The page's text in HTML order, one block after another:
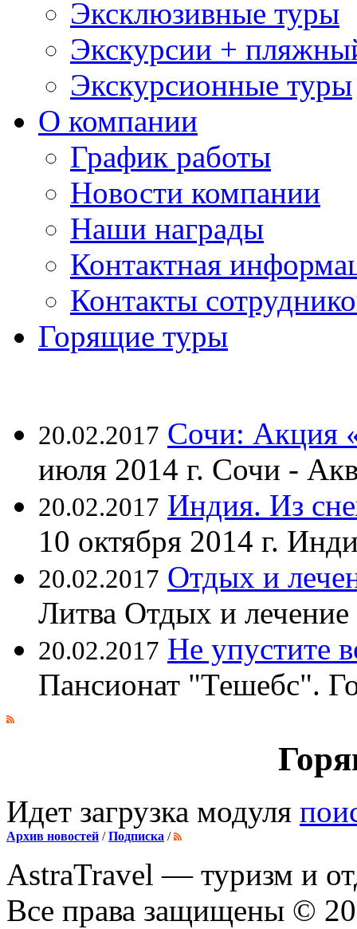
Эксклюзивные туры
Экскурсии +
Экскурсионные туры
О компании
График работы
Новости компании
Наши награды
Контактная
Контакты
Горящие туры
20.02.2017 Сочи: Акция
июля 2014 г. Сочи -
20.02.2017 Индия. Из
10 октября 2014 г.
20.02.2017 Отдых и
Литва Отдых и лечение
20.02.2017 Не упустите
Пансионат "Тешебс".
Идет загрузка модуля
Архив новостей /Подписка /
AstraTravel — туризм и
Все права защищены ©